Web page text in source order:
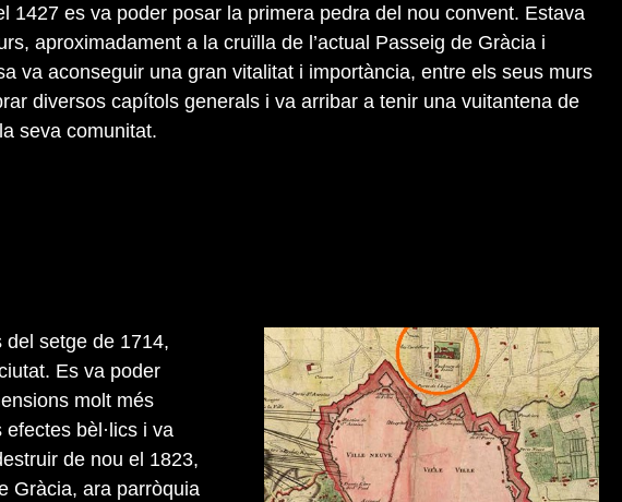
1427 es va poder posar la primera pedra del nou convent. Estava
aproximadament a la cruïlla de l’actual Passeig de Gràcia i
va aconseguir una gran vitalitat i importància, entre els seus murs
diversos capítols generals i va arribar a tenir una vuitantena de
seva comunitat.
setge de 1714,
Es va poder
molt més
bèl·lics i va
de nou el 1823,
Gràcia, ara parròquia